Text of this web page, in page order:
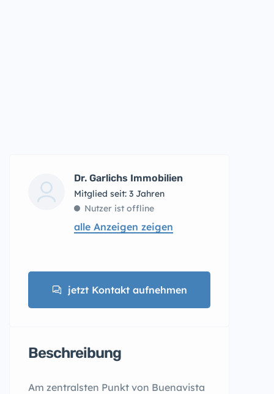
Dr. Garlichs Immobilien
Mitglied seit: 3 Jahren
Nutzer ist offline
alle Anzeigen zeigen
jetzt Kontakt aufnehmen
Beschreibung
Am zentralsten Punkt von Buenavista